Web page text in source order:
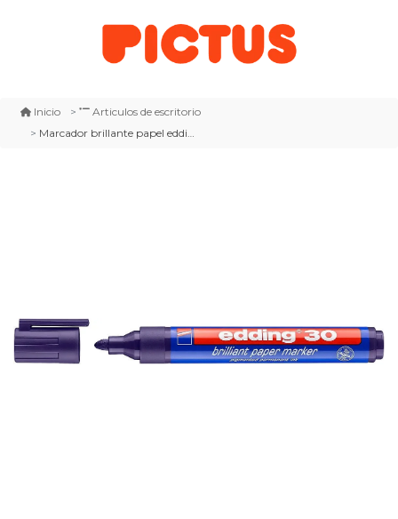
Inicio
Articulos de escritorio
Marcador brillante papel edding e-30 violeta